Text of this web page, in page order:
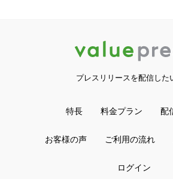
プレスリリースを配信した
特長 料金プラン 配
お客様の声 ご利用の流れ
ログイン